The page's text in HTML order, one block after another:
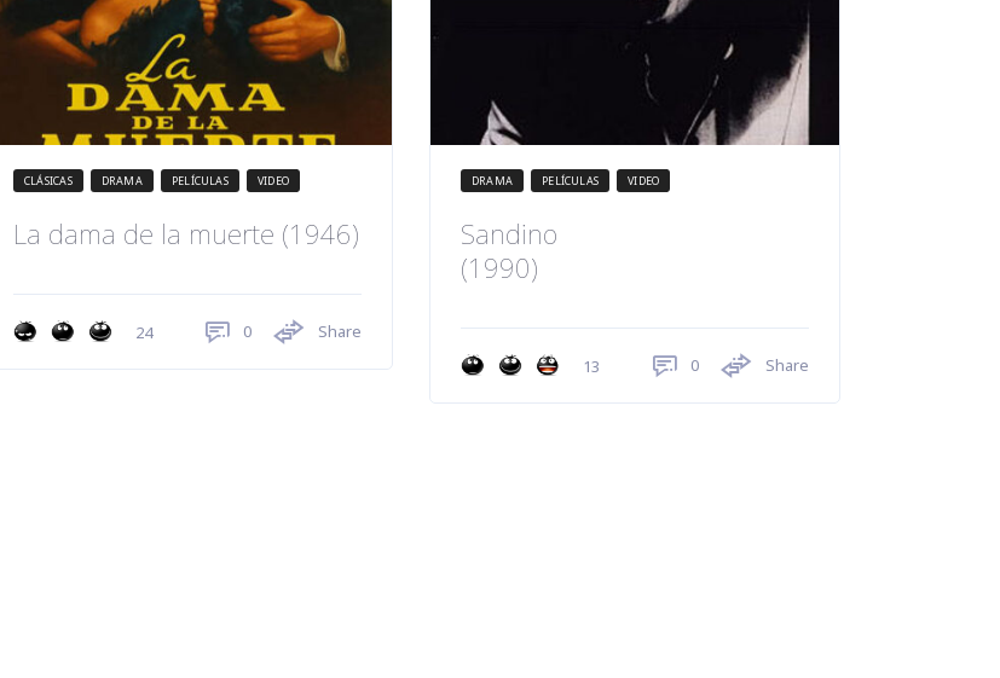
CLÁSICAS DRAMA PELÍCULAS VIDEO
La dama de la muerte (1946)
24 0 Share
DRAMA PELÍCULAS VIDEO
Sandino
(1990)
13 0 Share